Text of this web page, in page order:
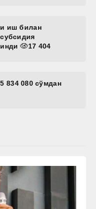
иш билан
17 404
834 080 сўмдан